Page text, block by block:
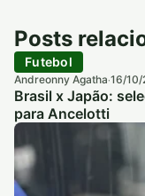
Posts
Futebol
Andreonny Agatha·16/
Brasil x Japão:
para Ancelotti